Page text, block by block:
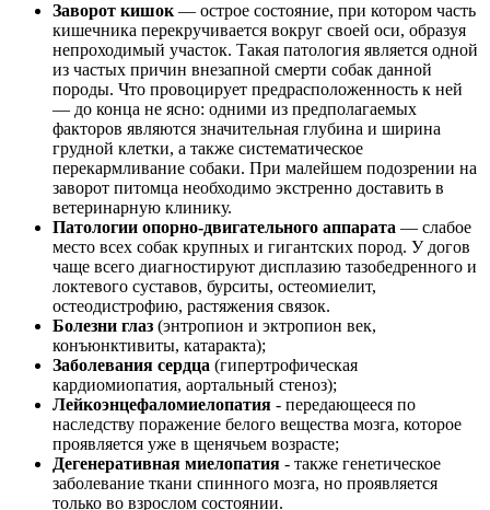
Заворот кишок— острое состояние, при котором часть
кишечника перекручивается вокруг своей оси, образуя
непроходимый участок. Такая патология является одной
из частых причин внезапной смерти собак данной
породы. Что провоцирует предрасположенность к ней
— до конца не ясно: одними из предполагаемых
факторов являются значительная глубина и ширина
грудной клетки, а также систематическое
перекармливание собаки. При малейшем подозрении на
заворот питомца необходимо экстренно доставить в
ветеринарную клинику.
Патологии опорно-двигательного аппарата — слабое
место всех собак крупных и гигантских пород. У догов
чаще всего диагностируют дисплазию тазобедренного и
локтевого суставов, бурситы, остеомиелит,
остеодистрофию, растяжения связок.
Болезни глаз (энтропион и эктропион век,
конъюнктивиты, катаракта);
Заболевания сердца (гипертрофическая
кардиомиопатия, аортальный стеноз);
Лейкоэнцефаломиелопатия - передающееся по
наследству поражение белого вещества мозга, которое
проявляется уже в щенячьем возрасте;
Дегенеративная миелопатия - также генетическое
заболевание ткани спинного мозга, но проявляется
только во взрослом состоянии.